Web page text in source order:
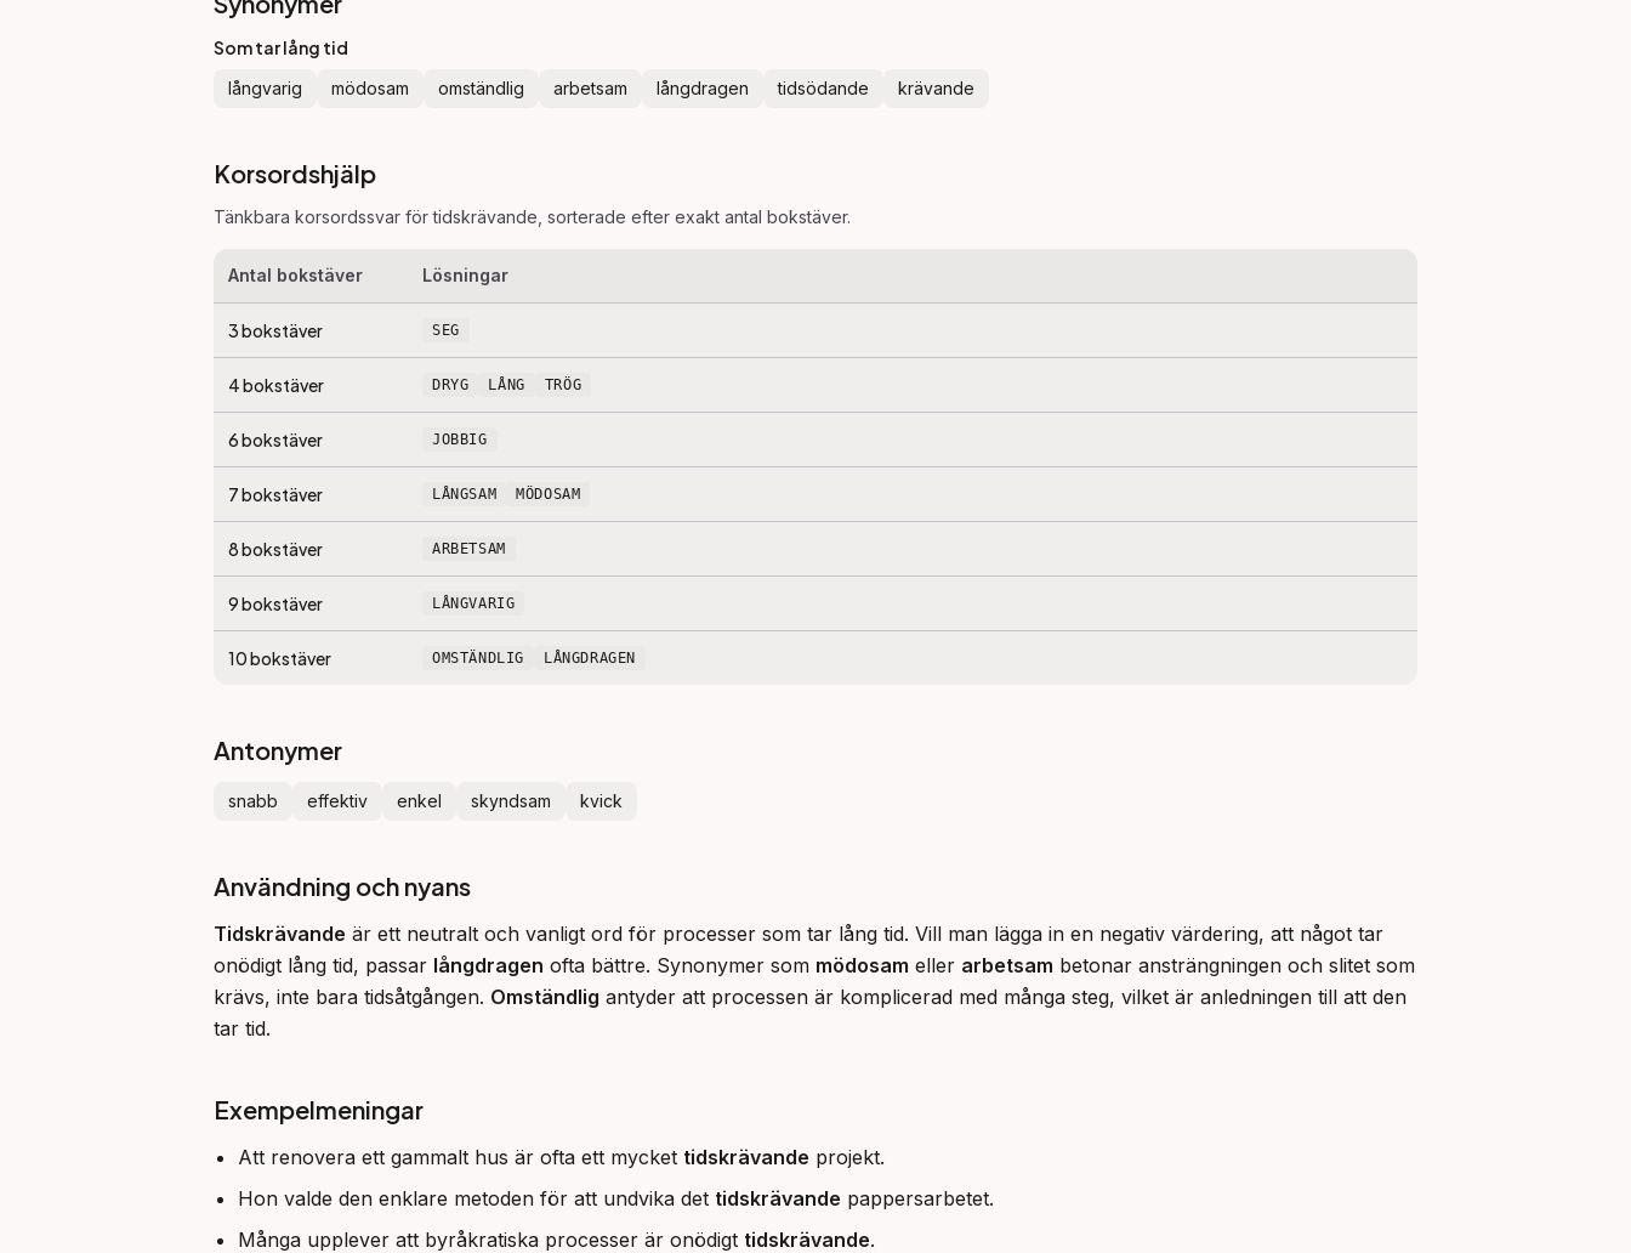
Som tar lång tid
långvarig mödosam omständlig arbetsam långdragen tidsödande krävande
Korsordshjälp
Tänkbara korsordssvar förtidskrävande , sorterade efter exakt antal bokstäver.
Antal bokstäver Lösningar
3bokstäver SEG
4bokstäver DRYG LÅNG TRÖG
6bokstäver JOBBIG
7bokstäver LÅNGSAM MÖDOSAM
8bokstäver ARBETSAM
9bokstäver LÅNGVARIG
10bokstäver OMSTÄNDLIG LÅNGDRAGEN
Antonymer
snabb effektiv enkel skyndsam kvick
Användning och nyans
Tidskrävande är ett neutralt och vanligt ord för processer som tar lång tid. Vill man lägga in en negativ värdering, att något tar
onödigt lång tid, passar långdragen ofta bättre. Synonymer som mödosam eller arbetsam betonar ansträngningen och slitet som
krävs, inte bara tidsåtgången. Omständlig antyder att processen är komplicerad med många steg, vilket är anledningen till att den
tar tid.
Exempelmeningar
Att renovera ett gammalt hus är ofta ett mycket tidskrävande projekt.
Hon valde den enklare metoden för att undvika det tidskrävande pappersarbetet.
Många upplever att byråkratiska processer är onödigt tidskrävande.